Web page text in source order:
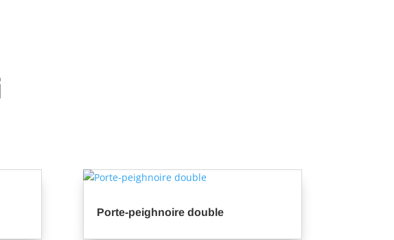
Porte-peighnoire double